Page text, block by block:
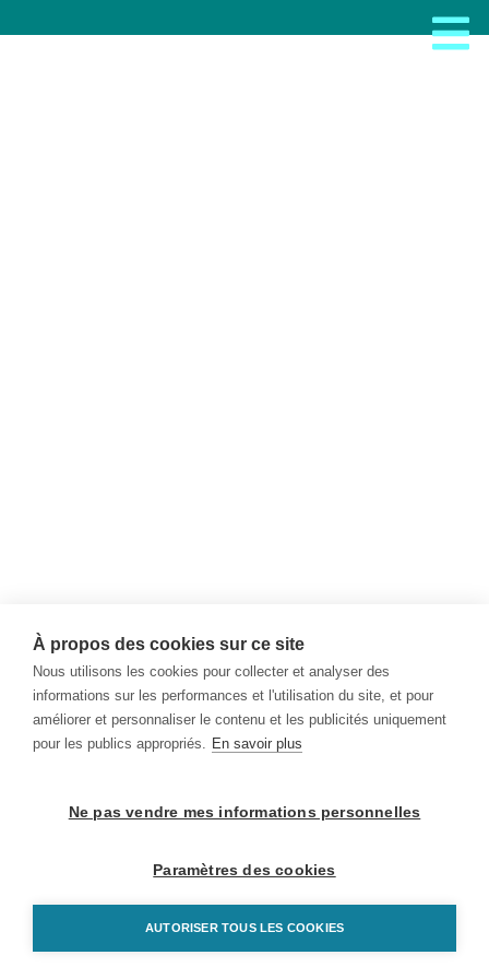
À propos des cookies sur ce site
Nous utilisons les cookies pour collecter et analyser des
informations sur les performances et l'utilisation du site, et pour
améliorer et personnaliser le contenu et les publicités uniquement
pour les publics appropriés. En savoir plus
Ne pas vendre mes informations personnelles
Paramètres des cookies
AUTORISER TOUS LES COOKIES